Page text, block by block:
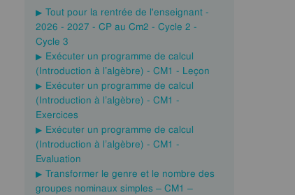
Tout pour la rentrée de l'enseignant -
2026 - 2027 - CP au Cm2 - Cycle 2 -
Cycle 3
Exécuter un programme de calcul
(Introduction à l’algèbre) - CM1 - Leçon
Exécuter un programme de calcul
(Introduction à l’algèbre) - CM1 -
Exercices
Exécuter un programme de calcul
(Introduction à l’algèbre) - CM1 -
Evaluation
Transformer le genre et le nombre des
groupes nominaux simples – CM1 –